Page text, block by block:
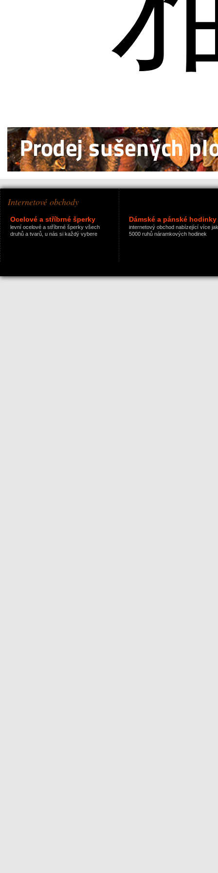
Internetové obchody
Ocelové a stříbrné šperky
levní ocelové a stříbrné šperky všech
druhů a tvarů, u nás si každý vybere
Dámské a pánské hodinky
internetový obchod nabízející více jak
5000 ruhů náramkových hodinek